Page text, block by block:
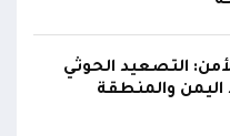
التصعيد الحوثي
اليمن والمنطقة